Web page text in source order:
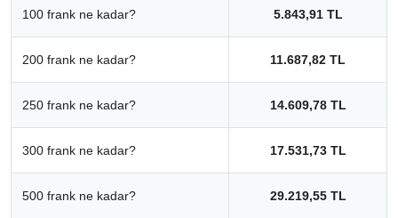
100 frank ne kadar? 5.843,91 TL
200 frank ne kadar? 11.687,82 TL
250 frank ne kadar? 14.609,78 TL
300 frank ne kadar? 17.531,73 TL
500 frank ne kadar? 29.219,55 TL